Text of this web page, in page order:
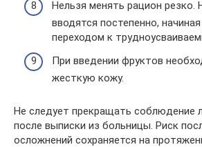
Нельзя менять рацион резко.
вводятся постепенно,
переходом к
При введении фруктов
жесткую кожу.
Не следует прекращать соблюдение
после выписки из больницы. Риск
осложнений сохраняется на